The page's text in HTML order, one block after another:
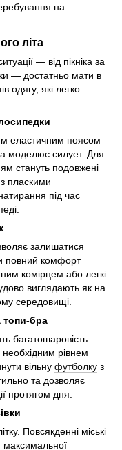
на
літа
— від пікніка за
— достатньо мати в
одягу, які легко
еластичним поясом
моделює силует. Для
стануть подовжені
пласкими
під час
залишатися
повний комфорт
комірцем або легкі
виглядають як на
середовищі.
топи-бра
багатошаровість.
необхідним рівнем
вільну футболку з
та дозволяє
протягом дня.
Повсякденні міські
максимальної